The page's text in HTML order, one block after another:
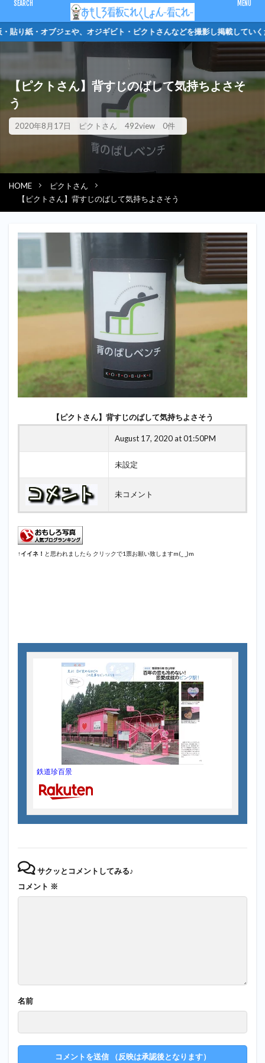
・貼り紙・オブジェや、オジギビト・ピクトさ
【ピクトさん】背すじのばして気持ちよさそ
う
2020年8月17日 ピクトさん 492view 0件
HOME
ピクトさん
【ピクトさん】背すじのばして気持ちよさそう
【ピクトさん】背すじのばして気持ちよさそう
August 17, 2020 at 01:50PM
未設定
未コメント
↑イイネ！ と思われましたら クリックで1票お願い致しますm(_ _)m
鉄道珍百景
サクッとコメントしてみる♪
コメント ※
名前
CLOSE
キーワード
ピクトさん 単管バリケード クソキャラ トイレマーク
オジギビト
カテゴリー
検索